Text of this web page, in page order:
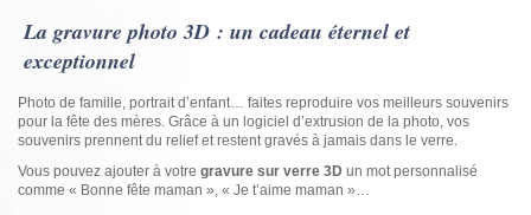
La gravure photo 3D : un cadeau éternel et
exceptionnel
Photo de famille, portrait d’enfant… faites reproduire vos meilleurs souvenirs
pour la fête des mères. Grâce à un logiciel d’extrusion de la photo, vos
souvenirs prennent du relief et restent gravés à jamais dans le verre.
Vous pouvez ajouter à votre gravure sur verre 3D un mot personnalisé
comme « Bonne fête maman », « Je t’aime maman »…